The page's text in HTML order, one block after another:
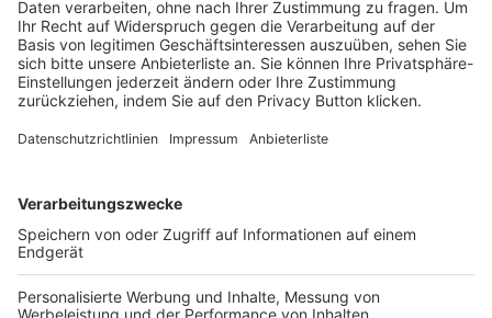
Trainerbörse
Login SpielPlus
FOLGE DEM BFV
TOP-VEREINE